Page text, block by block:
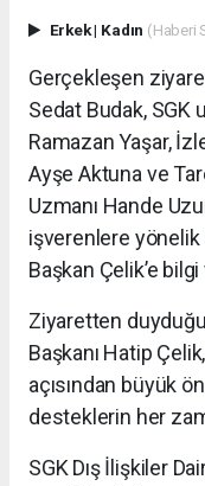
Erkek| Kadın (Haberi
Gerçekleşen
Sedat Budak, SGK
Ramazan Yaşar,
Ayşe Aktuna ve
Uzmanı Hande
işverenlere yönelik
Başkan Çelik’e
Ziyaretten
Başkanı Hatip
açısından büyük
desteklerin her
SGK Dış İlişkiler